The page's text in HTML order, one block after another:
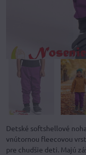
Detské softshellové
vnútornou fleecovou
pre chudšie deti. Majú